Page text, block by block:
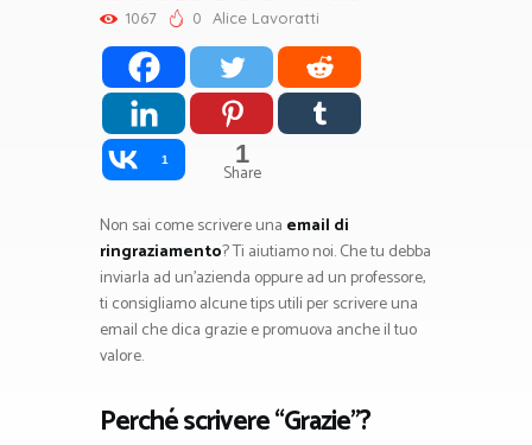
1067
0 Alice Lavoratti
1 1
Share
Non sai come scrivere una email di
ringraziamento? Ti aiutiamo noi. Che tu debba
inviarla ad un’azienda oppure ad un professore,
ti consigliamo alcune tips utili per scrivere una
email che dica grazie e promuova anche il tuo
valore.
Perché scrivere “Grazie”?